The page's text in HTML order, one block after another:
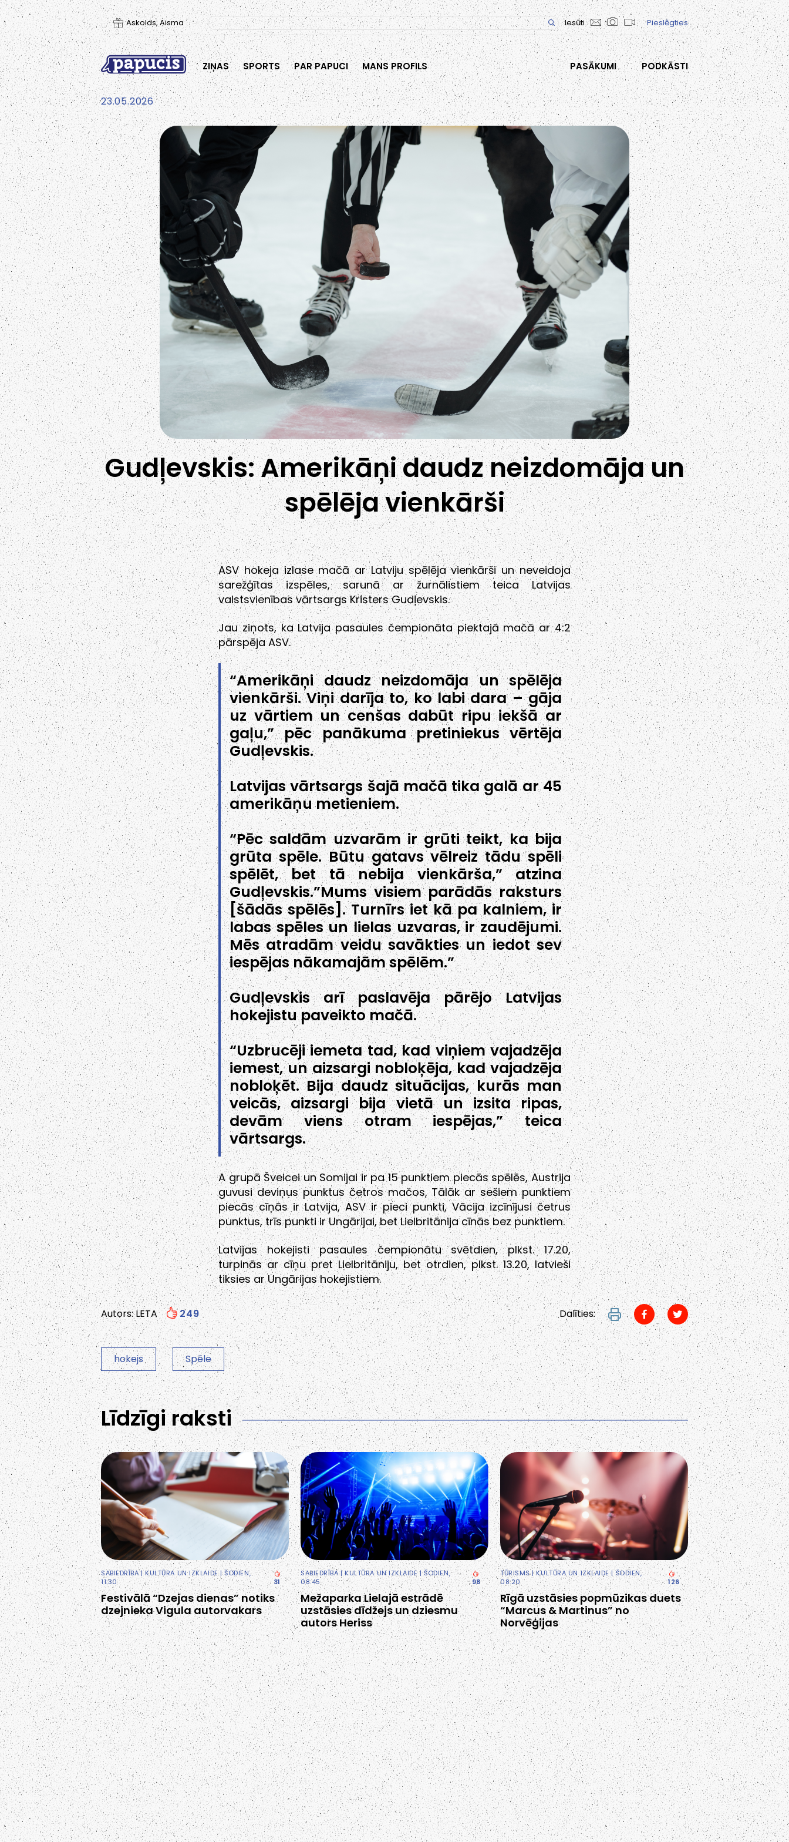
Askolds, Aisma Iesūti Pieslēgties
ZIŅAS SPORTS PAR PAPUCI MANS PROFILS PASĀKUMI PODKĀSTI
23.05.2026
Gudļevskis: Amerikāņi daudz neizdomāja un
spēlēja vienkārši
ASV hokeja izlase mačā ar Latviju spēlēja vienkārši un neveidoja
sarežģītas izspēles, sarunā ar žurnālistiem teica Latvijas
valstsvienības vārtsargs Kristers Gudļevskis.
Jau ziņots, ka Latvija pasaules čempionāta piektajā mačā ar 4:2
pārspēja ASV.
“Amerikāņi daudz neizdomāja un spēlēja
vienkārši. Viņi darīja to, ko labi dara – gāja
uz vārtiem un cenšas dabūt ripu iekšā ar
gaļu,” pēc panākuma pretiniekus vērtēja
Gudļevskis.
Latvijas vārtsargs šajā mačā tika galā ar 45
amerikāņu metieniem.
“Pēc saldām uzvarām ir grūti teikt, ka bija
grūta spēle. Būtu gatavs vēlreiz tādu spēli
spēlēt, bet tā nebija vienkārša,” atzina
Gudļevskis.”Mums visiem parādās raksturs
[šādās spēlēs]. Turnīrs iet kā pa kalniem, ir
labas spēles un lielas uzvaras, ir zaudējumi.
Mēs atradām veidu savākties un iedot sev
iespējas nākamajām spēlēm.”
Gudļevskis arī paslavēja pārējo Latvijas
hokejistu paveikto mačā.
“Uzbrucēji iemeta tad, kad viņiem vajadzēja
iemest, un aizsargi nobloķēja, kad vajadzēja
nobloķēt. Bija daudz situācijas, kurās man
veicās, aizsargi bija vietā un izsita ripas,
devām viens otram iespējas,” teica
vārtsargs.
A grupā Šveicei un Somijai ir pa 15 punktiem piecās spēlēs, Austrija
guvusi deviņus punktus četros mačos, Tālāk ar sešiem punktiem
piecās cīņās ir Latvija, ASV ir pieci punkti, Vācija izcīnījusi četrus
punktus, trīs punkti ir Ungārijai, bet Lielbritānija cīnās bez punktiem.
Latvijas hokejisti pasaules čempionātu svētdien, plkst. 17.20,
turpinās ar cīņu pret Lielbritāniju, bet otrdien, plkst. 13.20, latvieši
tiksies ar Ungārijas hokejistiem.
Autors: LETA 249 Dalīties:
hokejs Spēle
Līdzīgi raksti
SABIEDRĪBA|KULTŪRA UN IZKLAIDE | ŠODIEN,
11:30
31
Festivālā “Dzejas dienas” notiks
dzejnieka Vigula autorvakars
SABIEDRĪBA |KULTŪRA UN IZKLAIDE| ŠODIEN,
08:45
98
Mežaparka Lielajā estrādē
uzstāsies dīdžejs un dziesmu
autors Heriss
TŪRISMS|KULTŪRA UN IZKLAIDE| ŠODIEN,
08:20
126
Rīgā uzstāsies popmūzikas duets
“Marcus & Martinus” no
Norvēģijas